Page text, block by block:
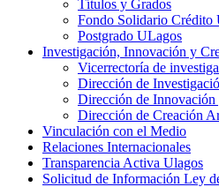
Títulos y Grados
Fondo Solidario Crédito
Postgrado ULagos
Investigación, Innovación y
Vicerrectoría de
Dirección de
Dirección de Innovación
Dirección de Creación
Vinculación con el Medio
Relaciones Internacionales
Transparencia Activa Ulagos
Solicitud de Información Ley